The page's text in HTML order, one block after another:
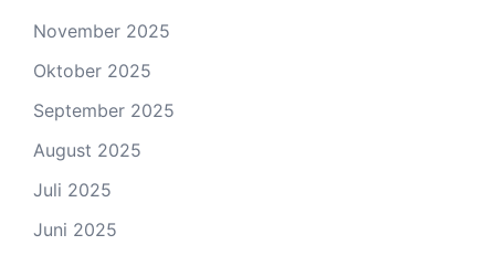
November 2025
Oktober 2025
September 2025
August 2025
Juli 2025
Juni 2025